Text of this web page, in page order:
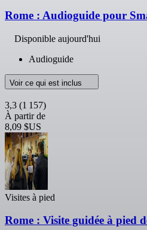
Rome : Audioguide pour
Disponible aujourd'hui
Audioguide
Voir ce qui est inclus
3,3 (1 157)
À partir de
8,09 $US
Visites à pied
Rome : Visite guidée à pied